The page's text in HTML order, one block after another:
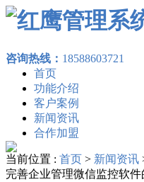
咨询热线： 18588603721
首页
功能介绍
客户案例
新闻资讯
合作加盟
当前位置 : 首页 > 新闻资讯
完善企业管理微信监控软